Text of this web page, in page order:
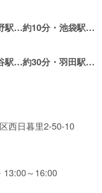
…約10分・池袋駅…
…約30分・羽田駅…
西日暮里2-50-10
～16:00